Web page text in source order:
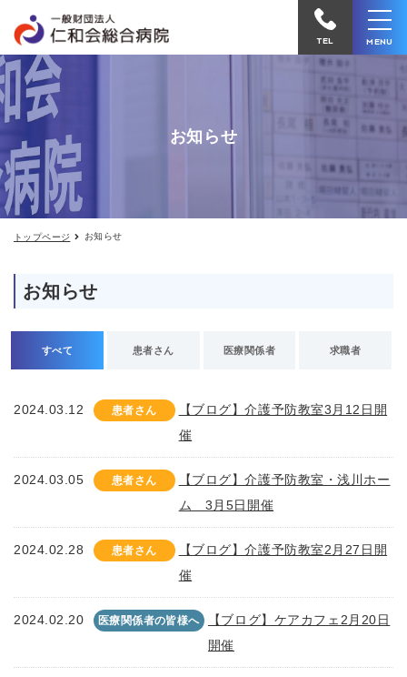
せ
病
院
電
TEL MENU
お知らせ
トップページ お知らせ
お知らせ
すべて 患者さん 医療関係者 求職者
2024.03.12 患者さん
【ブログ】介護予防教室3月12日開
催
2024.03.05 患者さん
【ブログ】介護予防教室・浅川ホー
ム 3月5日開催
2024.02.28 患者さん
【ブログ】介護予防教室2月27日開
催
2024.02.20 医療関係者の皆様へ
【ブログ】ケアカフェ2月20日
開催